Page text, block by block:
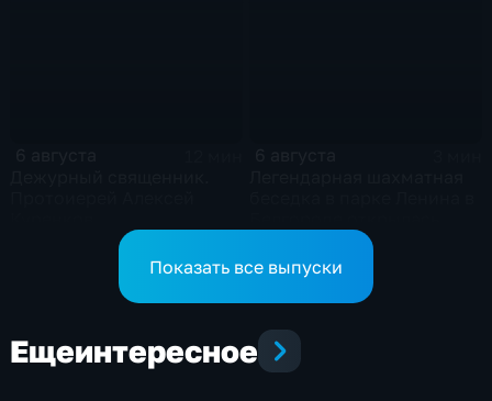
после большой
реконструкции
Показать все выпуски
Ещеинтересное